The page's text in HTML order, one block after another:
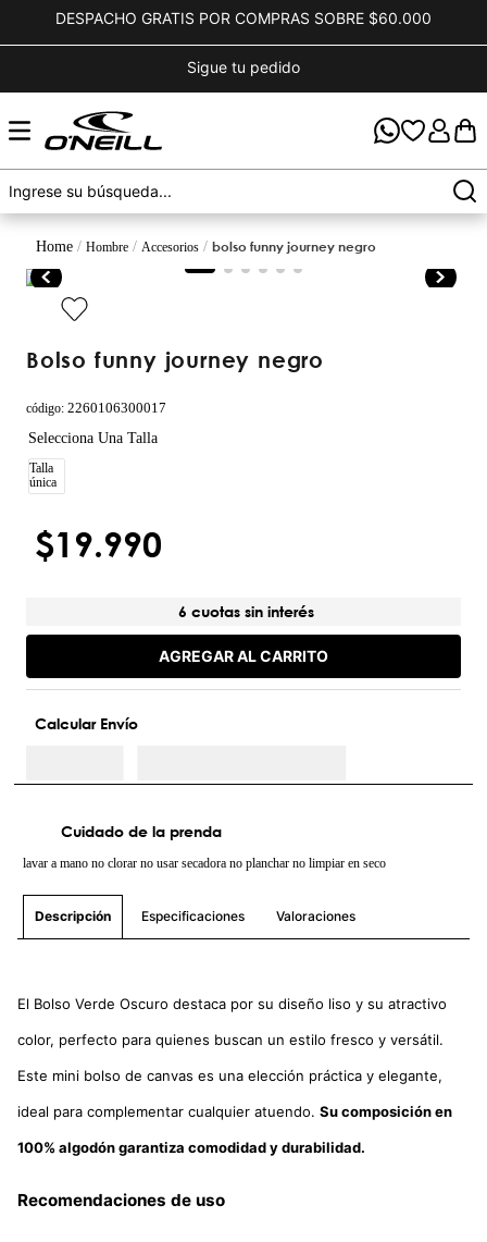
DESPACHO GRATIS POR COMPRAS SOBRE $60.000
Sigue tu pedido
hombre accesorios bolso funny journey negro
bolso funny journey negro
código: 2260106300017
Talla
única
$19.990
6 cuotas sin interés
AGREGAR AL CARRITO
Calcular Envío
Cuidado de la prenda
lavar a mano no clorar no usar secadora no planchar no limpiar en seco
Descripción Especificaciones Valoraciones
El Bolso Verde Oscuro destaca por su diseño liso y su atractivo
color, perfecto para quienes buscan un estilo fresco y versátil.
Este mini bolso de canvas es una elección práctica y elegante,
ideal para complementar cualquier atuendo. Su composición en
100% algodón garantiza comodidad y durabilidad.
Recomendaciones de uso